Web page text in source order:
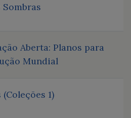
Sombras
Aberta: Planos para
Mundial
(Coleções 1)